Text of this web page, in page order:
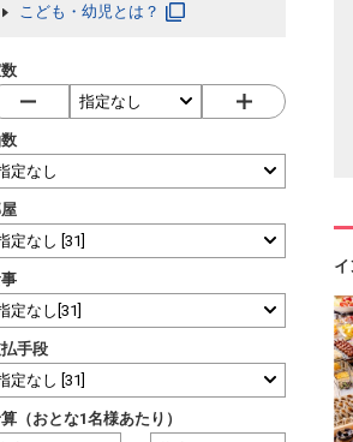
こども・幼児とは？
手段
（おとな1名様あたり）